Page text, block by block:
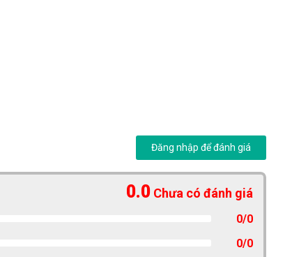
Đăng nhập để đánh giá
0.0 Chưa có đánh giá
0/0
0/0